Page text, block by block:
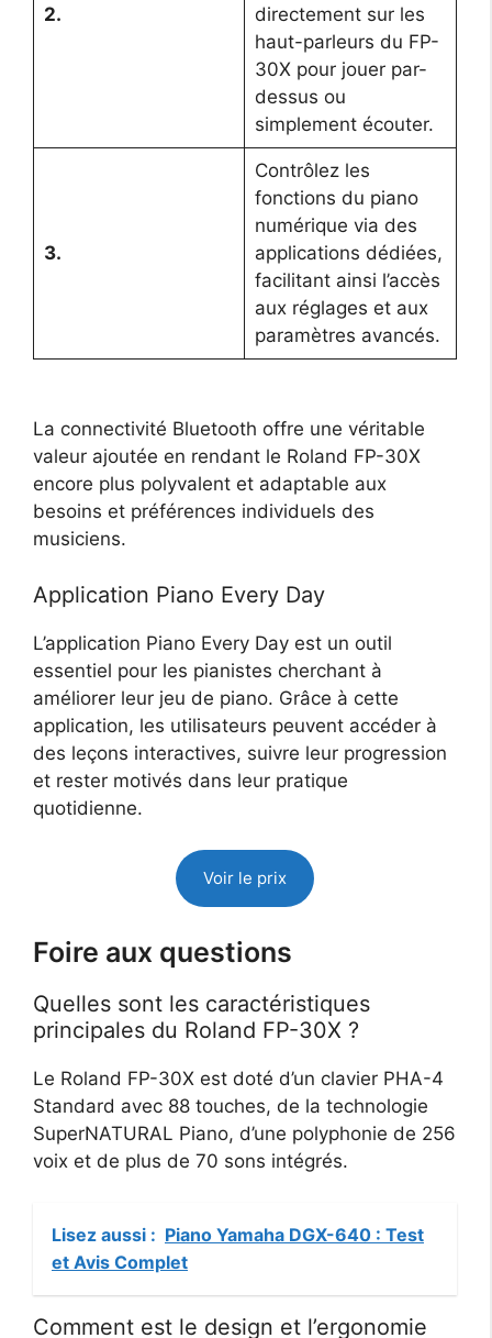
2.
directement sur les
haut-parleurs du FP-
30X pour jouer par-
dessus ou
simplement écouter.
3.
Contrôlez les
fonctions du piano
numérique via des
applications dédiées,
facilitant ainsi l’accès
aux réglages et aux
paramètres avancés.
La connectivité Bluetooth offre une véritable
valeur ajoutée en rendant le Roland FP-30X
encore plus polyvalent et adaptable aux
besoins et préférences individuels des
musiciens.
Application Piano Every Day
L’application Piano Every Day est un outil
essentiel pour les pianistes cherchant à
améliorer leur jeu de piano. Grâce à cette
application, les utilisateurs peuvent accéder à
des leçons interactives, suivre leur progression
et rester motivés dans leur pratique
quotidienne.
Voir le prix
Foire aux questions
Quelles sont les caractéristiques
principales du Roland FP-30X ?
Le Roland FP-30X est doté d’un clavier PHA-4
Standard avec 88 touches, de la technologie
SuperNATURAL Piano, d’une polyphonie de 256
voix et de plus de 70 sons intégrés.
Lisez aussi : Piano Yamaha DGX-640 : Test
et Avis Complet
Comment est le design et l’ergonomie